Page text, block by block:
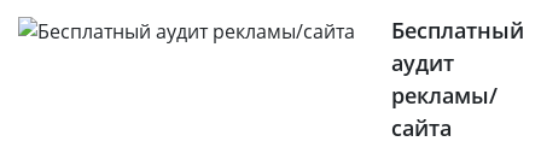
Бесплатный
аудит
рекламы/
сайта